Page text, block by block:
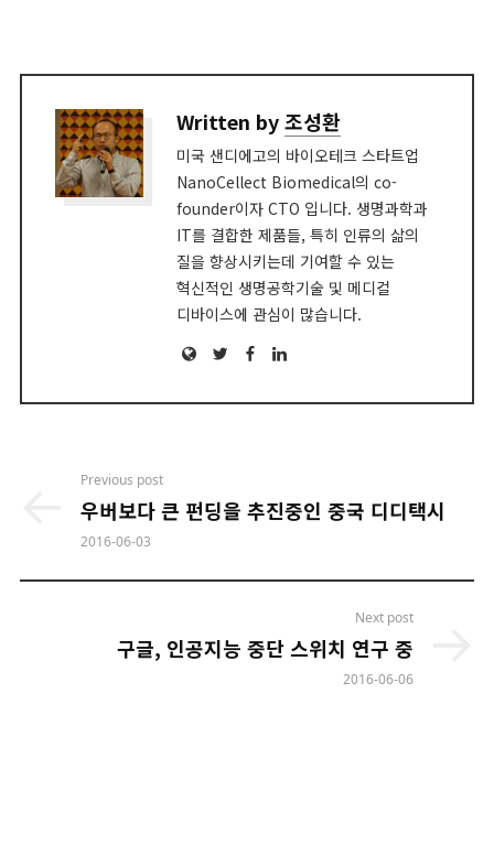
Written by조성환
미국 샌디에고의 바이오테크 스타트업
NanoCellect Biomedical의 co-
founder이자 CTO 입니다. 생명과학과
IT를 결합한 제품들, 특히 인류의 삶의
질을 향상시키는데 기여할 수 있는
혁신적인 생명공학기술 및 메디컬
디바이스에 관심이 많습니다.
WebsiteTwitterFacebook
LinkedIn
navigation
Previous post
우버보다 큰 펀딩을 추진중인 중국 디디택시
2016-06-03
Next post
구글, 인공지능 중단 스위치 연구 중
2016-06-06